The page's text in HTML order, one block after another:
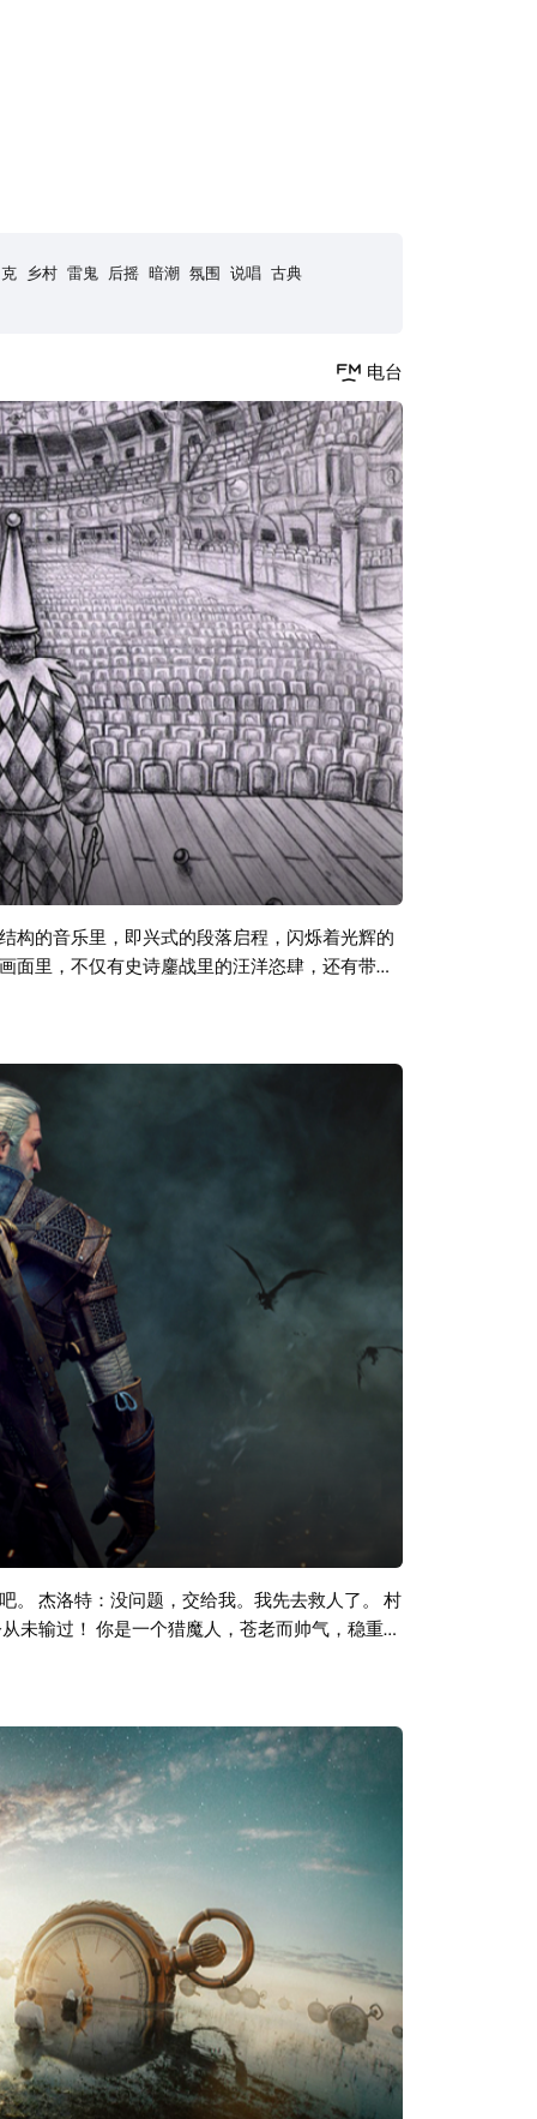
乡村 雷鬼 后摇 暗潮 氛围 说唱 古典
电台
构的音乐里，即兴式的段落启程，闪烁着光辉的
面里，不仅有史诗鏖战里的汪洋恣肆，还有带给
锋实验色彩。像来自斯洛伐克的Devil Doll、奥地
听的先锋实验乐队。另外本期第二首作品为部
信公众号：queyue2020 Cover From
。 杰洛特：没问题，交给我。我先去救人了。 村
未输过！ 你是一个猎魔人，苍老而帅气，稳重而
正直，也邪恶，你专一，也多情，你热情，也
里那羞涩的几个硬币，苦涩自嘲的一笑，望向
可能找到了女儿，可能找到了伴侣，可能和老友
屁股兜里的那一副昆特牌！ 本期音乐为金属音